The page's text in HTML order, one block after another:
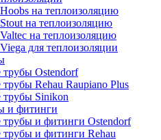
на теплоизоляцию
на теплоизоляцию
на теплоизоляцию
для теплоизоляции
Ostendorf
Rehau Raupiano Plus
Sinikon
и фитинги
и фитинги Ostendorf
и фитинги Rehau